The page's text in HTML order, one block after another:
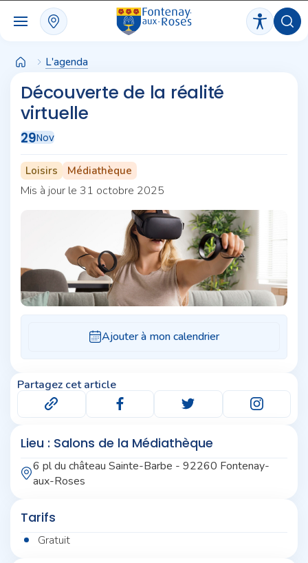
L'agenda
Découverte de la réalité
virtuelle
29Nov
Loisirs Médiathèque
Mis à jour le 31 octobre 2025
Partagez cet article
Lieu : Salons de la Médiathèque
6 pl du château Sainte-Barbe - 92260 Fontenay-
aux-Roses
Tarifs
Gratuit
Panneau de gestion des cookies